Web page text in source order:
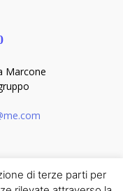
Marcone
di terze parti per